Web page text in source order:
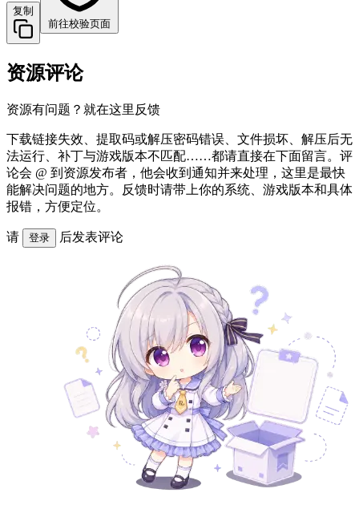
复制
前往校验页面
资源评论
资源有问题？就在这里反馈
下载链接失效、提取码或解压密码错误、文件损坏、解压后无
法运行、补丁与游戏版本不匹配……都请直接在下面留言。评
论会 @ 到资源发布者，他会收到通知并来处理，这里是最快
能解决问题的地方。反馈时请带上你的系统、游戏版本和具体
报错，方便定位。
请 登录 后发表评论